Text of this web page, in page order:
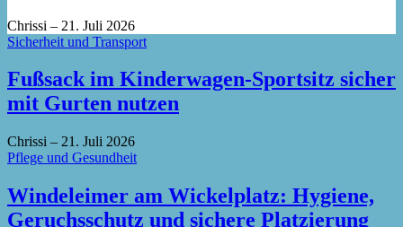
Chrissi – 21. Juli 2026
Sicherheit und Transport
Fußsack im Kinderwagen-Sportsitz sicher
mit Gurten nutzen
Chrissi – 21. Juli 2026
Pflege und Gesundheit
Windeleimer am Wickelplatz: Hygiene,
Geruchsschutz und sichere Platzierung